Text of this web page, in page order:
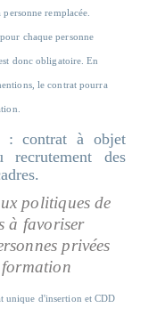
remplacée.
chaque personne
donc obligatoire. En
le contrat pourra
: contrat à objet
recrutement des
politiques de
à favoriser
privées
unique d'insertion et CDD